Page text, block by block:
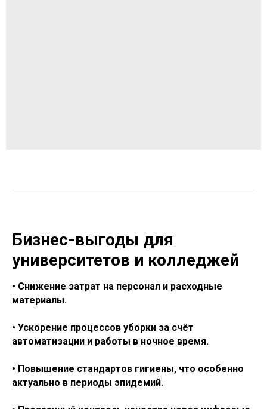
Бизнес-выгоды для
университетов и колледжей
• Снижение затрат на персонал и расходные
материалы.
• Ускорение процессов уборки за счёт
автоматизации и работы в ночное время.
• Повышение стандартов гигиены, что особенно
актуально в периоды эпидемий.